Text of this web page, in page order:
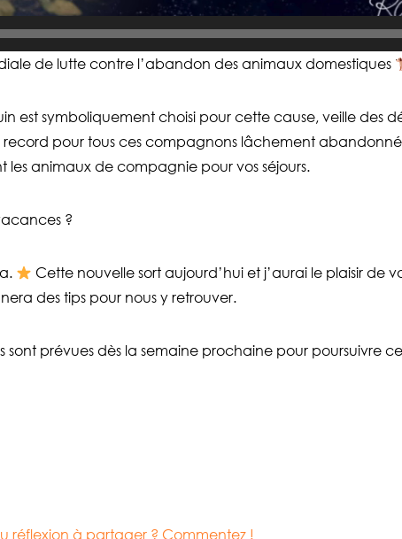
de lutte contre l’abandon des animaux domestiques
est symboliquement choisi pour cette cause, veille des
record pour tous ces compagnons lâchement
les animaux de compagnie pour vos séjours.
?
Cette nouvelle sort aujourd’hui et j’aurai le plaisir de
des tips pour nous y retrouver.
sont prévues dès la semaine prochaine pour poursuivre
réflexion à partager ? Commentez !